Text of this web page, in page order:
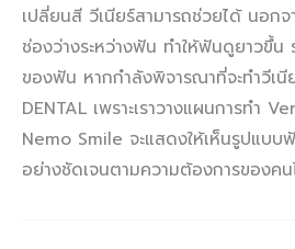
เปลี่ยนสี วีเนียร์สามารถช่วยได้ นอก
ช่องว่างระหว่างฟัน ทำให้ฟันดูยาวขึ้น
ของฟัน หากกำลังพิจารณาที่จะทำวีเนี
DENTAL เพราะเราวางแผนการทำ
Nemo Smile จะแสดงให้เห็นรูปแบบ
อย่างชัดเจนตามความต้องการของค